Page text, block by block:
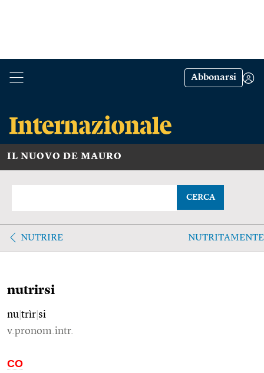
Abbonarsi
IL NUOVO DE MAURO
CERCA
NUTRIRE NUTRITAMENTE
nutrirsi
nu trìr si
v.pronom.intr.
CO